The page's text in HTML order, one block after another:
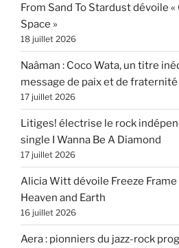
From Sand To Stardust dévoile
Space »
18 juillet 2026
Naâman : Coco Wata, un titre
message de paix et de fraternité
17 juillet 2026
Litiges! électrise le rock
single I Wanna Be A Diamond
17 juillet 2026
Alicia Witt dévoile Freeze
Heaven and Earth
16 juillet 2026
Aera : pionniers du jazz-rock